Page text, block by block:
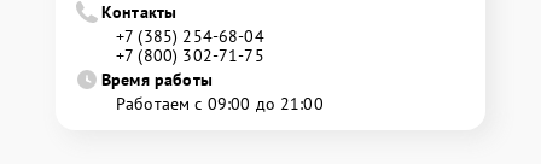
Контакты
+7 (385) 254-68-04
+7 (800) 302-71-75
Время работы
Работаем с 09:00 до 21:00